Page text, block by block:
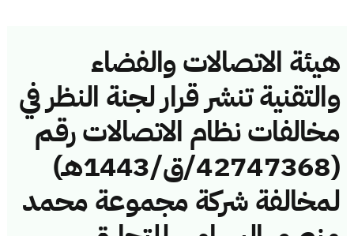
هيئة الاتصالات والفضاء
والتقنية تنشر قرار لجنة النظر في
مخالفات نظام الاتصالات رقم
(42747368/ق/1443هـ)
لمخالفة شركة مجموعة محمد